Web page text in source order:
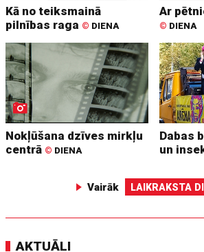
Kā no teiksmainā
pilnības raga © DIENA
Ar
© DIENA
Nokļūšana dzīves mirkļu
centrā © DIENA
Dabas
un
Vairāk LAIKRAKSTA
AKTUĀLI